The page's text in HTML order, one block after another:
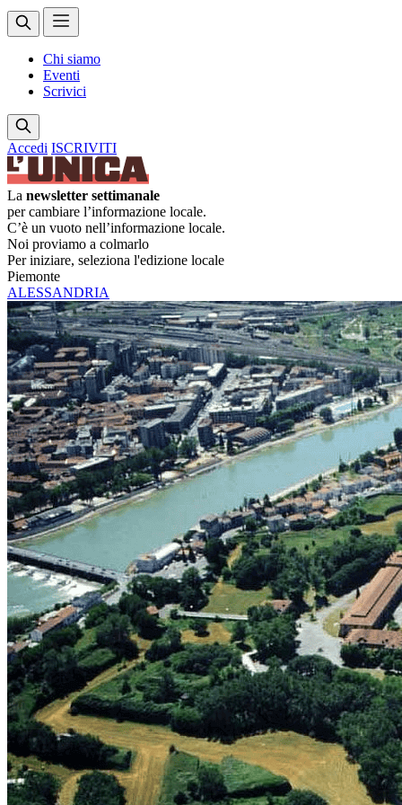
Chi siamo
Eventi
Scrivici
Accedi ISCRIVITI
La newsletter settimanale
per cambiare l’informazione locale.
C’è un vuoto nell’informazione locale.
Noi proviamo a colmarlo
Per iniziare, seleziona l'edizione locale
Piemonte
ALESSANDRIA